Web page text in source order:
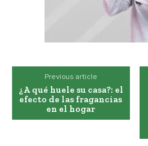
Previous article
¿A qué huele su casa?: el
efecto de las fragancias
en el hogar